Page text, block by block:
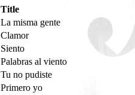
Title
La misma gente
Clamor
Siento
Palabras al viento
Tu no pudiste
Primero yo